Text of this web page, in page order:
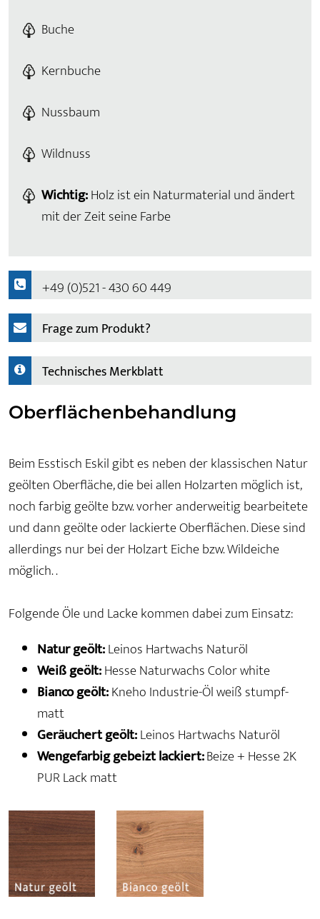
Buche
Kernbuche
Nussbaum
Wildnuss
Wichtig:Holz ist ein Naturmaterial und ändert
mit der Zeit seine Farbe
+49 (0)521 - 430 60 449
Frage zum Produkt?
Technisches Merkblatt
Oberflächenbehandlung
Beim Esstisch Eskil gibt es neben der klassischen Natur
geölten Oberfläche, die bei allen Holzarten möglich ist,
noch farbig geölte bzw. vorher anderweitig bearbeitete
und dann geölte oder lackierte Oberflächen. Diese sind
allerdings nur bei der Holzart Eiche bzw. Wildeiche
möglich. .
Folgende Öle und Lacke kommen dabei zum Einsatz:
Natur geölt:Leinos Hartwachs Naturöl
Weiß geölt:Hesse Naturwachs Color white
Bianco geölt:Kneho Industrie-Öl weiß stumpf-
matt
Geräuchert geölt:Leinos Hartwachs Naturöl
Wengefarbig gebeizt lackiert:Beize + Hesse 2K
PUR Lack matt